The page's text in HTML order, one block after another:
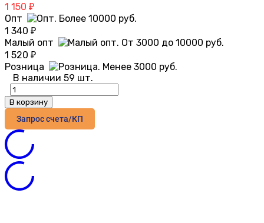
1 150 ₽
Опт
1 340 ₽
Малый опт
1 520 ₽
Розница
В наличии 59 шт.
В корзину
Запрос счета/КП